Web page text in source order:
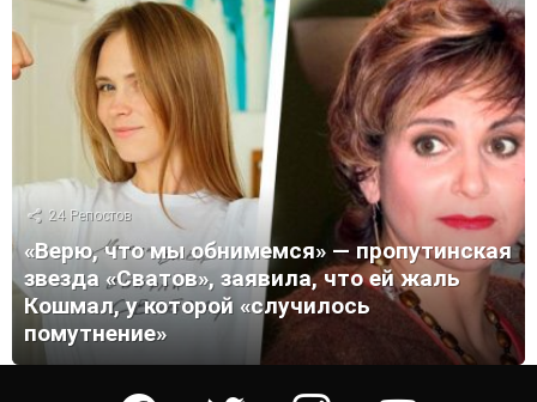
24 Репостов
«Верю, что мы обнимемся» — пропутинская
звезда «Сватов», заявила, что ей жаль
Кошмал, у которой «случилось
помутнение»
facebook twitter instagram youtube